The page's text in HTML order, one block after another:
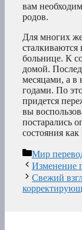
вам
родов.
Для многих
сталкиваются
больнице. К
домой.
месяцами, а в
годами. По
придется
вы
постарались
состояния
Рубрики
Мир
Изменение
Свежий